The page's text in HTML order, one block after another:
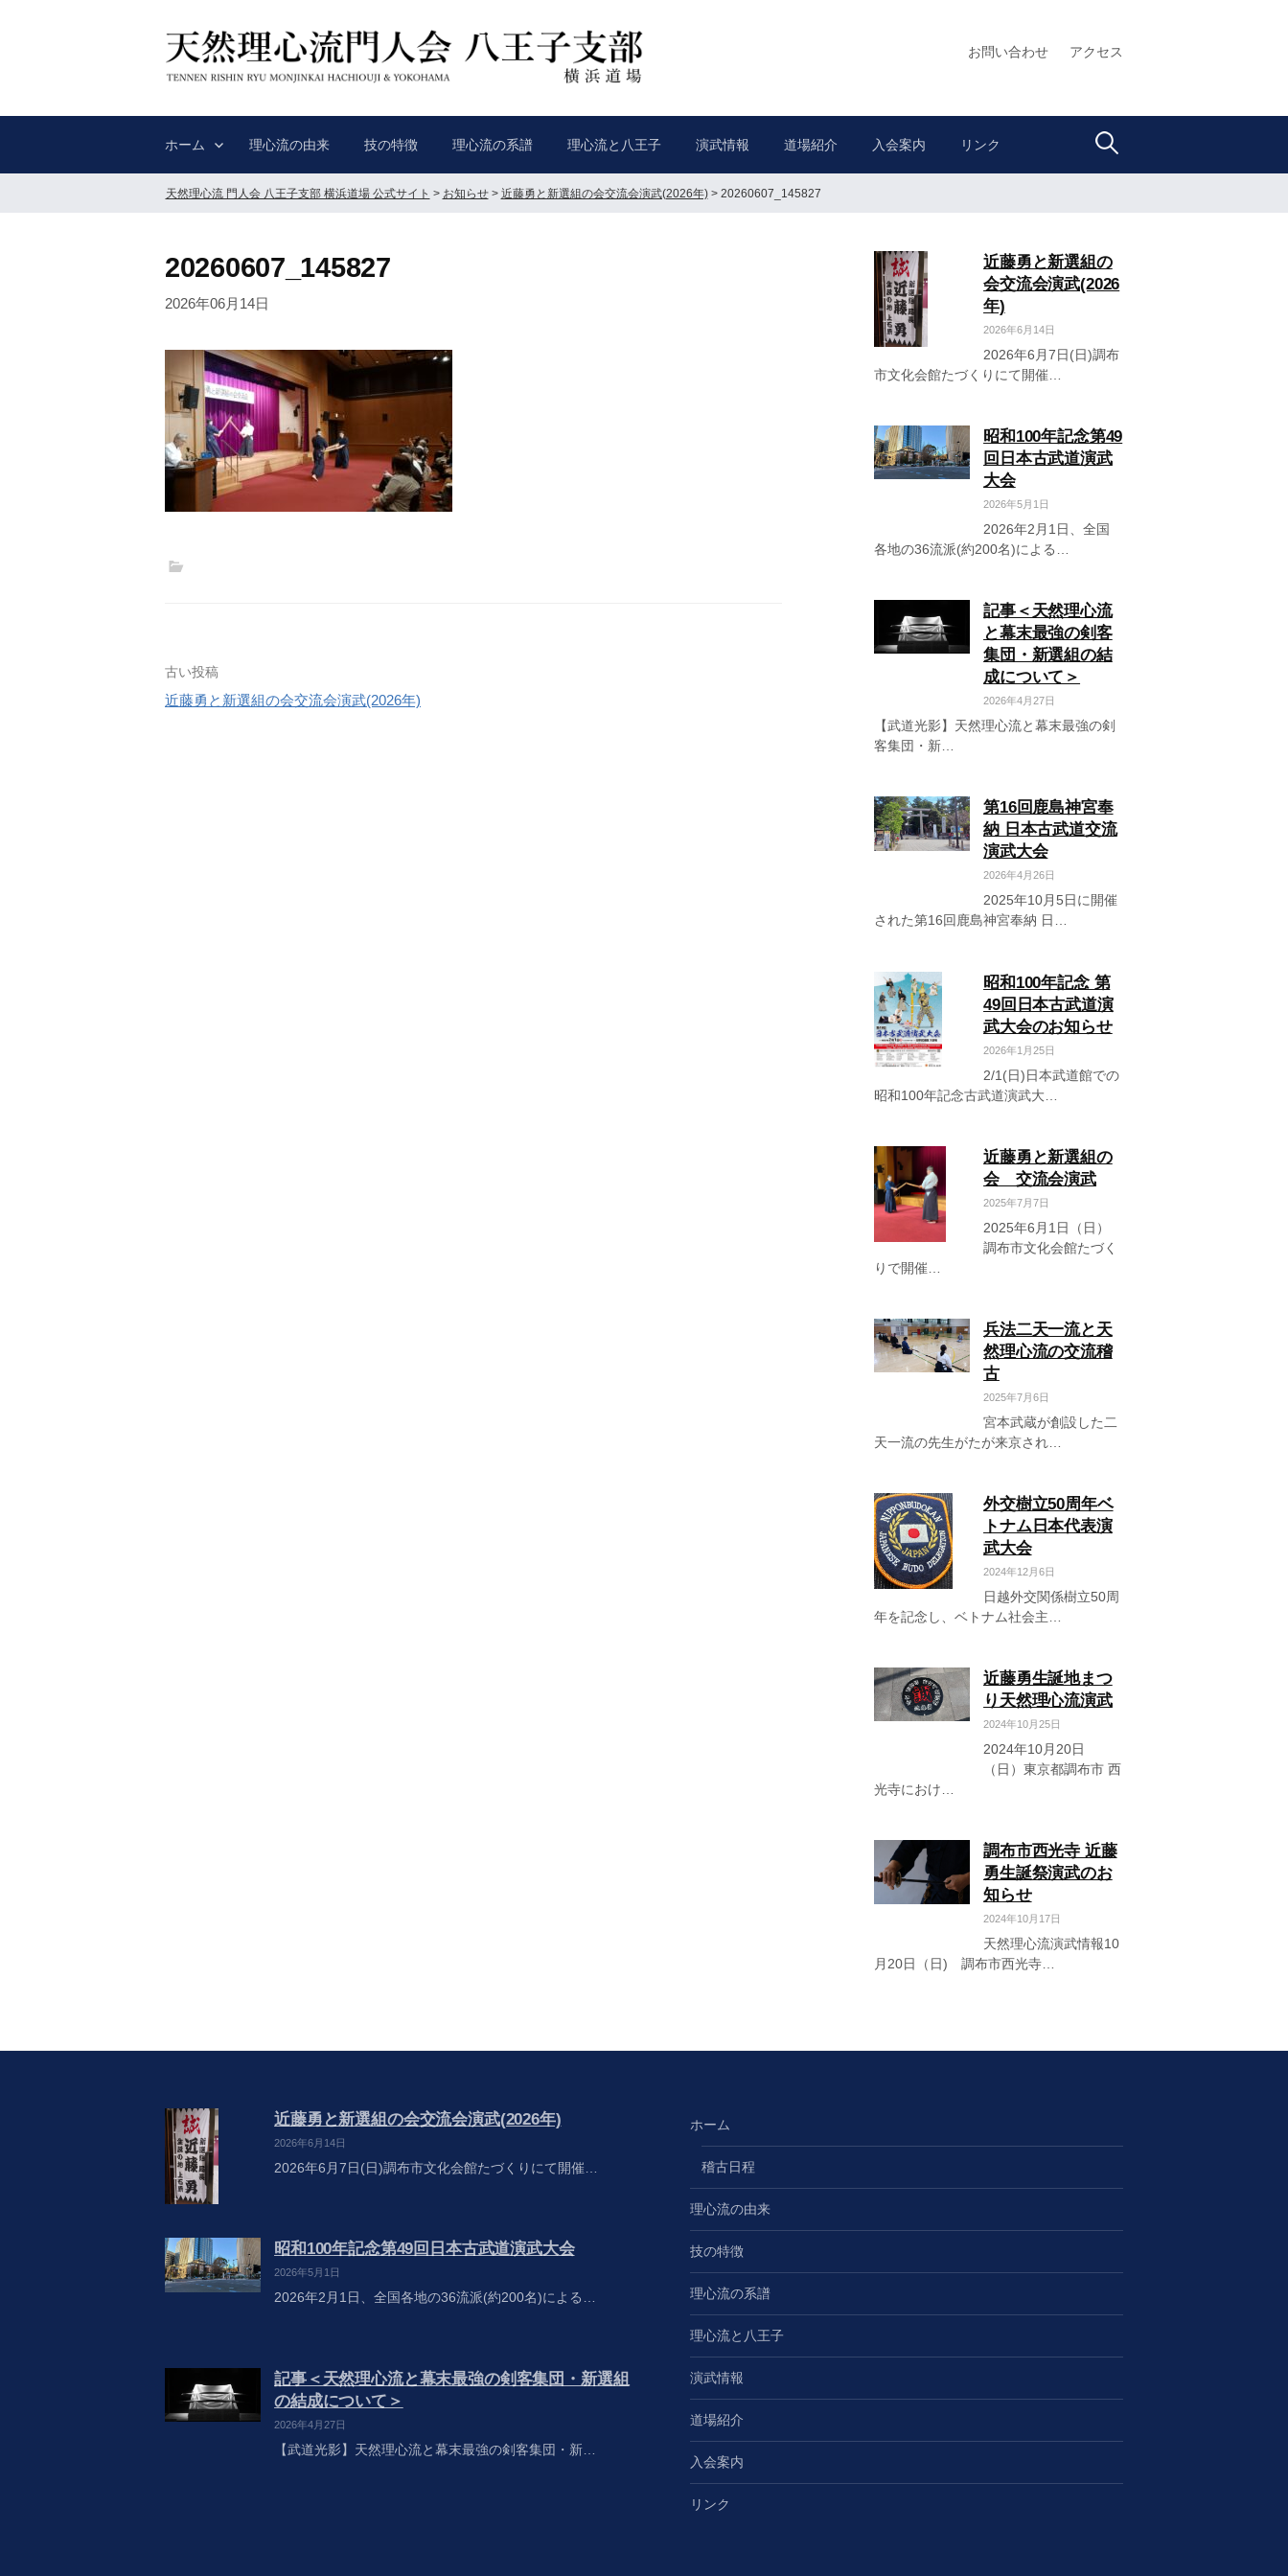
キ
お問い合わせ アクセス
ホーム 理心流の由来 技の特徴 理心流の系譜 理心流と八王子 演武情報 道場紹介 入会案内 リンク 検
天然理心流 門人会 八王子支部 横浜道場 公式サイト > お知らせ> 近藤勇と新選組の会交流会演武(2026年)> 20260607_145827
20260607_145827
2026年06月14日
投
稿
古い投稿
近藤勇と新選組の会交流会演武(2026年)
近藤勇と新選組の
会交流会演武(2026
年)
2026年6月14日
2026年6月7日(日)調布
市文化会館たづくりにて開催…
昭和100年記念第49
回日本古武道演武
大会
2026年5月1日
2026年2月1日、全国
各地の36流派(約200名)による…
記事＜天然理心流
と幕末最強の剣客
集団・新選組の結
成について＞
2026年4月27日
【武道光影】天然理心流と幕末最強の剣
客集団・新…
第16回鹿島神宮奉
納 日本古武道交流
演武大会
2026年4月26日
2025年10月5日に開催
された第16回鹿島神宮奉納 日…
昭和100年記念 第
49回日本古武道演
武大会のお知らせ
2026年1月25日
2/1(日)日本武道館での
昭和100年記念古武道演武大…
近藤勇と新選組の
会 交流会演武
2025年7月7日
2025年6月1日（日）
調布市文化会館たづく
りで開催…
兵法二天一流と天
然理心流の交流稽
古
2025年7月6日
宮本武蔵が創設した二
天一流の先生がたが来京され…
外交樹立50周年ベ
トナム日本代表演
武大会
2024年12月6日
日越外交関係樹立50周
年を記念し、ベトナム社会主…
近藤勇生誕地まつ
り天然理心流演武
2024年10月25日
2024年10月20日
（日）東京都調布市 西
光寺におけ…
調布市西光寺 近藤
勇生誕祭演武のお
知らせ
2024年10月17日
天然理心流演武情報10
月20日（日) 調布市西光寺…
近藤勇と新選組の会交流会演武(2026年)
2026年6月14日
2026年6月7日(日)調布市文化会館たづくりにて開催…
昭和100年記念第49回日本古武道演武大会
2026年5月1日
2026年2月1日、全国各地の36流派(約200名)による…
記事＜天然理心流と幕末最強の剣客集団・新選組
の結成について＞
2026年4月27日
【武道光影】天然理心流と幕末最強の剣客集団・新…
ホーム
稽古日程
理心流の由来
技の特徴
理心流の系譜
理心流と八王子
演武情報
道場紹介
入会案内
リンク